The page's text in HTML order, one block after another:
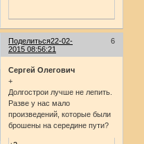
Поделиться 6
22-02-
2015 08:56:21
Сергей Олегович
+
Долгострои лучше не лепить.
Разве у нас мало
произведений, которые были
брошены на середине пути?